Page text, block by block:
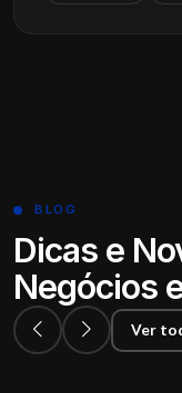
BLOG
Dicas e
Negócios
Ver